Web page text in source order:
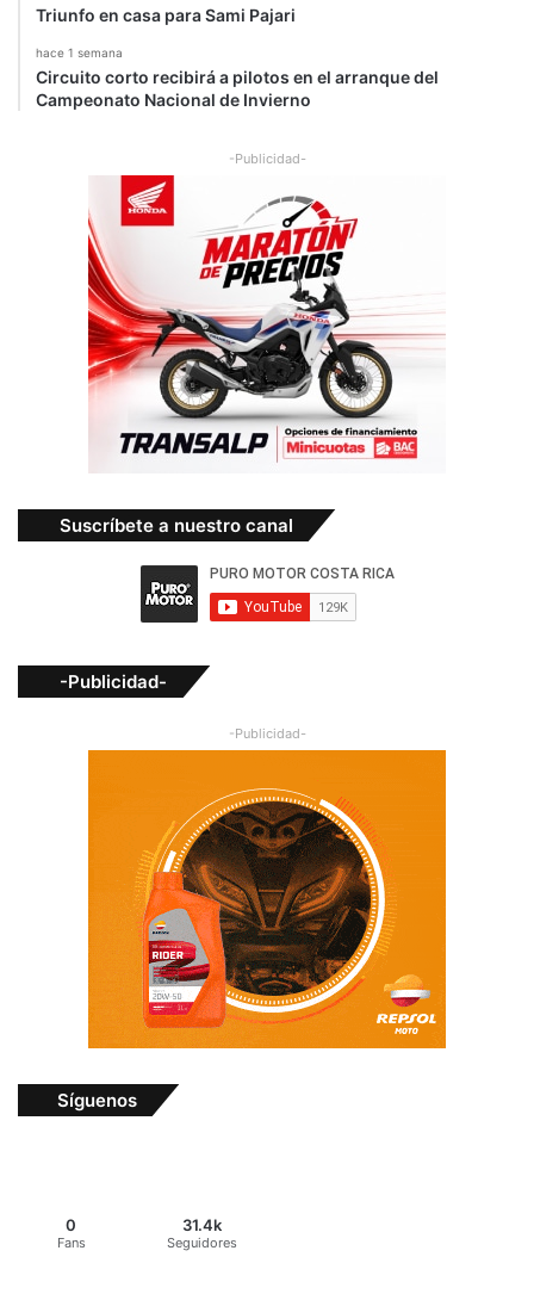
Triunfo en casa para Sami Pajari
hace 1 semana
Circuito corto recibirá a pilotos en el arranque del
Campeonato Nacional de Invierno
-Publicidad-
Suscríbete a nuestro canal
-Publicidad-
-Publicidad-
Síguenos
0
Fans
31.4k
Seguidores